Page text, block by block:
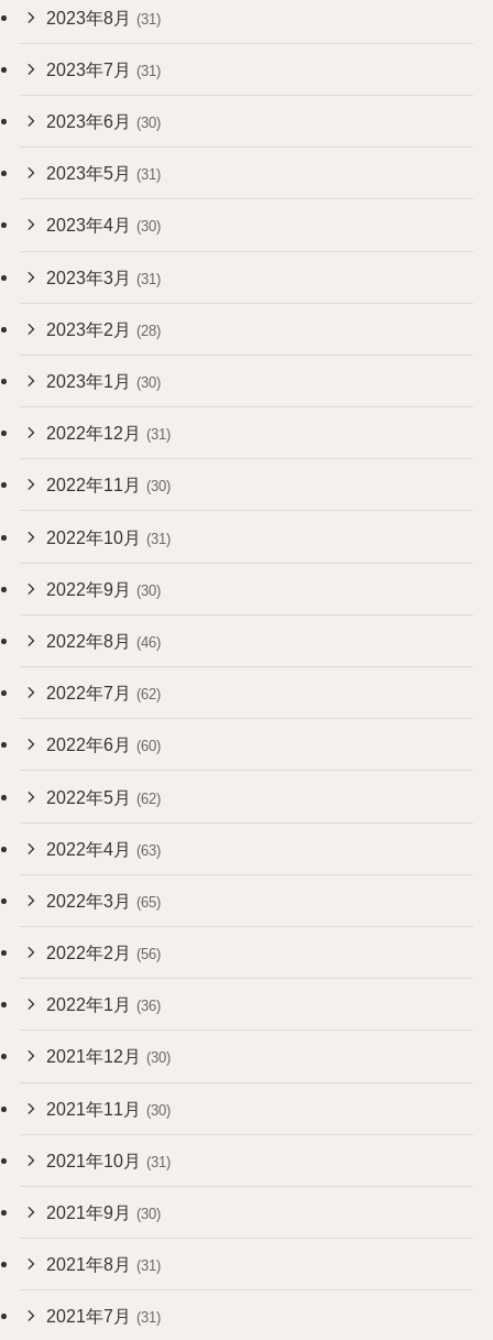
2023年8月 (31)
2023年7月 (31)
2023年6月 (30)
2023年5月 (31)
2023年4月 (30)
2023年3月 (31)
2023年2月 (28)
2023年1月 (30)
2022年12月 (31)
2022年11月 (30)
2022年10月 (31)
2022年9月 (30)
2022年8月 (46)
2022年7月 (62)
2022年6月 (60)
2022年5月 (62)
2022年4月 (63)
2022年3月 (65)
2022年2月 (56)
2022年1月 (36)
2021年12月 (30)
2021年11月 (30)
2021年10月 (31)
2021年9月 (30)
2021年8月 (31)
2021年7月 (31)